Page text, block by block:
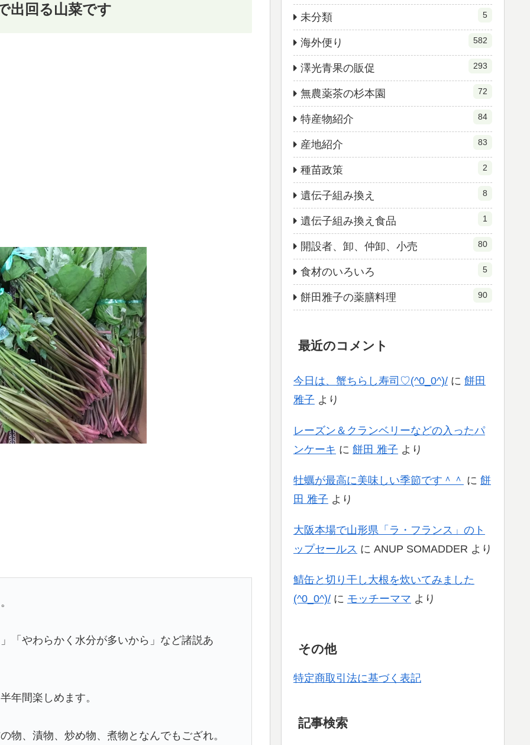
出回る山菜です
「やわらかく水分が多いから」など諸説あ
年間楽しめます。
物、漬物、炒め物、煮物となんでもござれ。
未分類 5
海外便り 582
澤光青果の販促 293
無農薬茶の杉本園 72
特産物紹介 84
産地紹介 83
種苗政策 2
遺伝子組み換え 8
遺伝子組み換え食品 1
開設者、卸、仲卸、小売 80
食材のいろいろ 5
餅田雅子の薬膳料理 90
最近のコメント
今日は、蟹ちらし寿司♡(^0_0^)/ に 餅田
雅子 より
レーズン＆クランベリーなどの入ったパ
ンケーキ に 餅田 雅子 より
牡蠣が最高に美味しい季節です＾＾ に 餅
田 雅子 より
大阪本場で山形県「ラ・フランス」のト
ップセールス に ANUP SOMADDER より
鯖缶と切り干し大根を炊いてみました
(^0_0^)/ に モッチーママ より
その他
特定商取引法に基づく表記
記事検索